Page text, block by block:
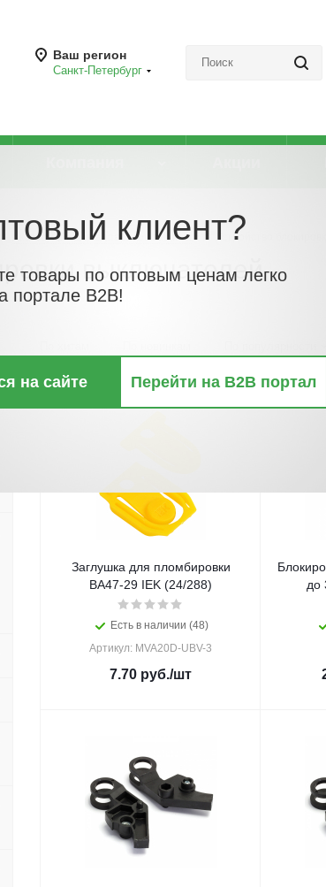
Ваш регион
Санкт-Петербург
- Аксессуары для аппаратов защиты - Устройство
выключателей
Заглушка для пломбировки
ВА47-29 IEK (24/288)
Есть в наличии (48)
Артикул: MVA20D-UBV-3
7.70 руб./шт
до
клиент?
товары по оптовым ценам легко
портале B2B!
на сайте Перейти на B2B портал